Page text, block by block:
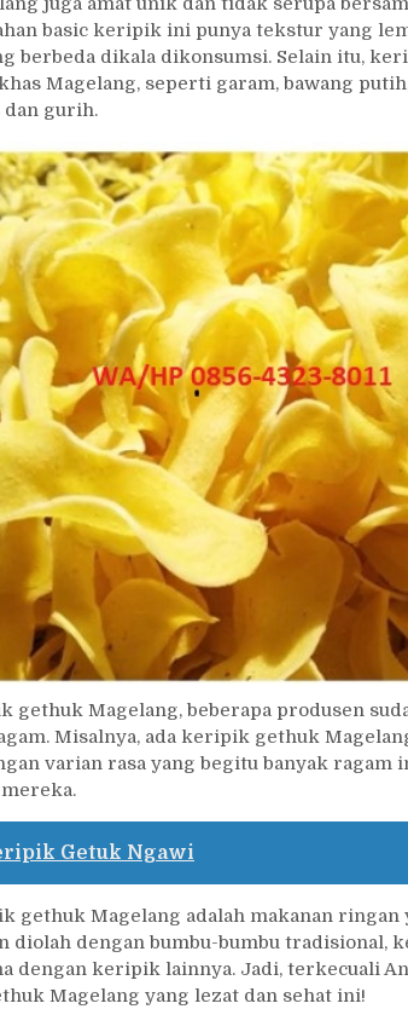
basic keripik ini punya tekstur yang
berbeda dikala dikonsumsi. Selain itu,
Magelang, seperti garam, bawang
dan gurih.
gethuk Magelang, beberapa produsen
Misalnya, ada keripik gethuk
varian rasa yang begitu banyak
Getuk Ngawi
gethuk Magelang adalah makanan ringan
diolah dengan bumbu-bumbu tradisional,
dengan keripik lainnya. Jadi, terkecuali
Magelang yang lezat dan sehat ini!